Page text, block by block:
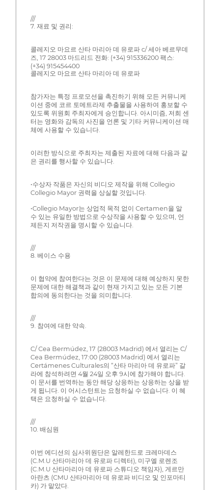
///
7. 재료 및 권리:
콜레지오 마요르 산타 마리아 데 유로파 c/ 세아 베르무데
즈, 17 28003 마드리드 전화: (+34) 915336200 팩스:
(+34) 915454400
콜레지오 마요르 산타 마리아 데 유로파
참가자는 특정 프로모션을 촉진하기 위해 모든 커뮤니케
이션 중에 코르 토메트라제 추출물을 사용하여 홍보할 수
있도록 위원회 주최자에게 승인합니다. 아시미즘, 저희 센
터는 영화와 감독의 사진을 언론 및 기타 커뮤니케이션 매
체에 사용할 수 있습니다.
이러한 방식으로 주최자는 제출된 자료에 대해 다음과 같
은 권리를 행사할 수 있습니다.
•수상자 작품은 자신의 비디오 제작을 위해 Collegio
Collegio Mayor 권력을 상실할 것입니다.
•Collegio Mayor는 상업적 목적 없이 Certamen을 알
수 있는 유일한 방법으로 수상작을 사용할 수 있으며, 언
제든지 저작권을 명시할 수 있습니다.
///
8. 베이스 수용
이 협약에 참여한다는 것은 이 문제에 대해 예상하지 못한
문제에 대한 해결책과 같이 현재 가지고 있는 모든 기본
합의에 동의한다는 것을 의미합니다.
///
9. 참여에 대한 약속.
C/ Cea Bermúdez, 17 (28003 Madrid) 에서 열리는 C/
Cea Bermúdez, 17:00 (28003 Madrid) 에서 열리는
Certámenes Culturales의 “산타 마리아 데 유로파” 갈
라에 참석하려면 4월 24일 오후 9시에 참가해야 합니다.
이 문서를 번역하는 동안 해당 상응하는 상응하는 상을 받
게 됩니다. 이 어시스턴트는 요청하실 수 없습니다. 이 혜
택은 요청하실 수 없습니다.
///
10. 배심원
이번 에디션의 심사위원단은 알레한드로 크레마데스
(C.M.U 산타마리아 데 유로파 디렉터), 미구엘 로렌조
(C.M.U 산타마리아 데 유로파 스튜디오 책임자), 게르만
아란츠 (CMU 산타마리아 데 유로파 비디오 및 인포마티
카) 가 맡았다.